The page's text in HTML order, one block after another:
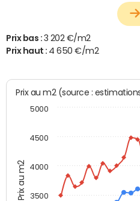
Prix bas : 3 202 €/m2
Prix haut : 4 650 €/m2
Prix au m2
Prix au m2 (source :
3500
4000
4500
5000